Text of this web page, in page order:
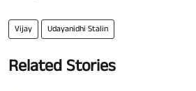
Vijay Udayanidhi Stalin
Related Stories